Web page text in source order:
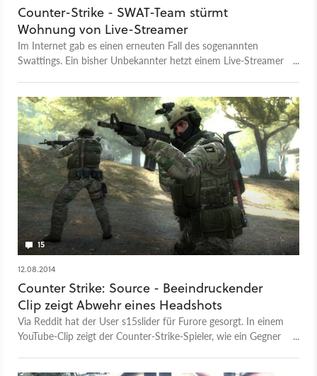
Counter-Strike - SWAT-Team stürmt
Wohnung von Live-Streamer
Im Internet gab es einen erneuten Fall des sogenannten
Swattings. Ein bisher Unbekannter hetzt einem Live-Streamer
15
12.08.2014
Counter Strike: Source - Beeindruckender
Clip zeigt Abwehr eines Headshots
Via Reddit hat der User s15slider für Furore gesorgt. In einem
YouTube-Clip zeigt der Counter-Strike-Spieler, wie ein Gegner